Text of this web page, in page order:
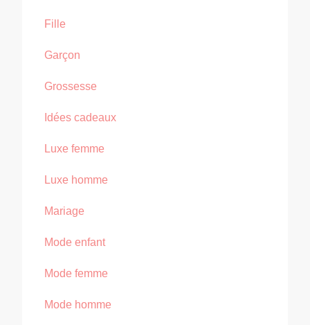
Fille
Garçon
Grossesse
Idées cadeaux
Luxe femme
Luxe homme
Mariage
Mode enfant
Mode femme
Mode homme